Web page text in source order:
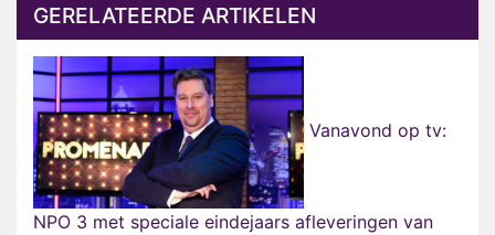
GERELATEERDE ARTIKELEN
Vanavond op tv:
NPO 3 met speciale eindejaars afleveringen van